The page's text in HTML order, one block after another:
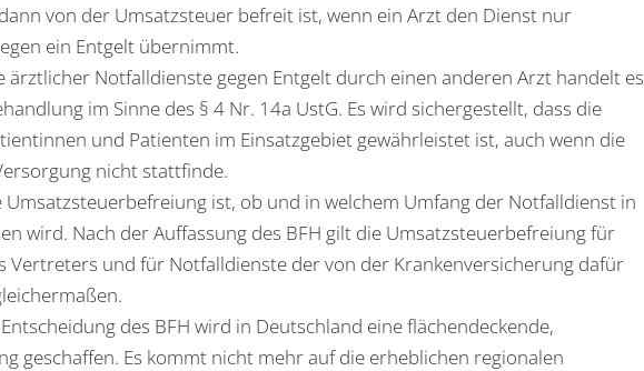
von der Umsatzsteuer befreit ist, wenn ein Arzt den Dienst nur
ein Entgelt übernimmt.
ärztlicher Notfalldienste gegen Entgelt durch einen anderen Arzt handelt es
im Sinne des § 4 Nr. 14a UstG. Es wird sichergestellt, dass die
und Patienten im Einsatzgebiet gewährleistet ist, auch wenn die
nicht stattfinde.
ist, ob und in welchem Umfang der Notfalldienst in
wird. Nach der Auffassung des BFH gilt die Umsatzsteuerbefreiung für
Vertreters und für Notfalldienste der von der Krankenversicherung dafür
des BFH wird in Deutschland eine flächendeckende,
geschaffen. Es kommt nicht mehr auf die erheblichen regionalen